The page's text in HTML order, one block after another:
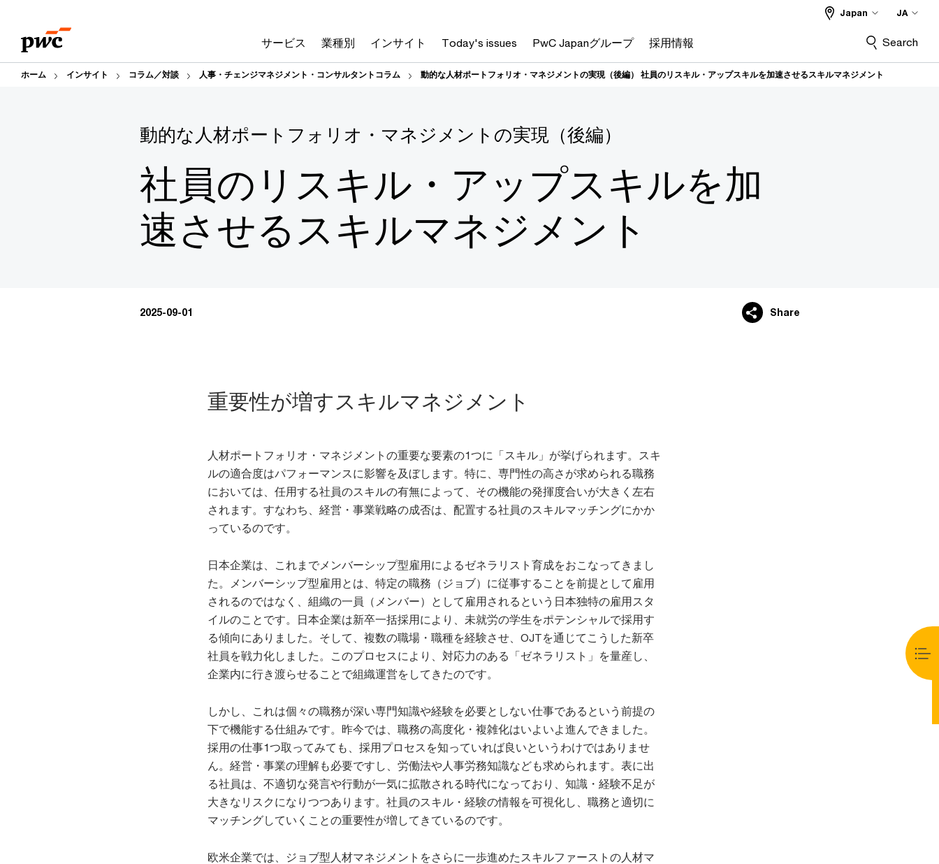
content
footer
サービス 業種別 インサイト Today's issues PwC Japanグループ 採用情報
Japan JA
Search
ホーム インサイト コラム／対談 人事・チェンジマネジメント・コンサルタントコラム 動的な人材ポートフォリオ・マネジメントの実現（後編） 社員のリスキル・アップスキルを加速させるスキルマネジメント
動的な人材ポートフォリオ・マネジメントの実現（後編）
社員のリスキル・アップスキルを加
速させるスキルマネジメント
2025-09-01 Share
重要性が増すスキルマネジメント
人材ポートフォリオ・マネジメントの重要な要素の1つに「スキル」が挙げられます。スキ
ルの適合度はパフォーマンスに影響を及ぼします。特に、専門性の高さが求められる職務
においては、任用する社員のスキルの有無によって、その機能の発揮度合いが大きく左右
されます。すなわち、経営・事業戦略の成否は、配置する社員のスキルマッチングにかか
っているのです。
日本企業は、これまでメンバーシップ型雇用によるゼネラリスト育成をおこなってきまし
た。メンバーシップ型雇用とは、特定の職務（ジョブ）に従事することを前提として雇用
されるのではなく、組織の一員（メンバー）として雇用されるという日本独特の雇用スタ
イルのことです。日本企業は新卒一括採用により、未就労の学生をポテンシャルで採用す
る傾向にありました。そして、複数の職場・職種を経験させ、OJTを通じてこうした新卒
社員を戦力化しました。このプロセスにより、対応力のある「ゼネラリスト」を量産し、
企業内に行き渡らせることで組織運営をしてきたのです。
しかし、これは個々の職務が深い専門知識や経験を必要としない仕事であるという前提の
下で機能する仕組みです。昨今では、職務の高度化・複雑化はいよいよ進んできました。
採用の仕事1つ取ってみても、採用プロセスを知っていれば良いというわけではありませ
ん。経営・事業の理解も必要ですし、労働法や人事労務知識なども求められます。表に出
る社員は、不適切な発言や行動が一気に拡散される時代になっており、知識・経験不足が
大きなリスクになりつつあります。社員のスキル・経験の情報を可視化し、職務と適切に
マッチングしていくことの重要性が増してきているのです。
欧米企業では、ジョブ型人材マネジメントをさらに一歩進めたスキルファーストの人材マ